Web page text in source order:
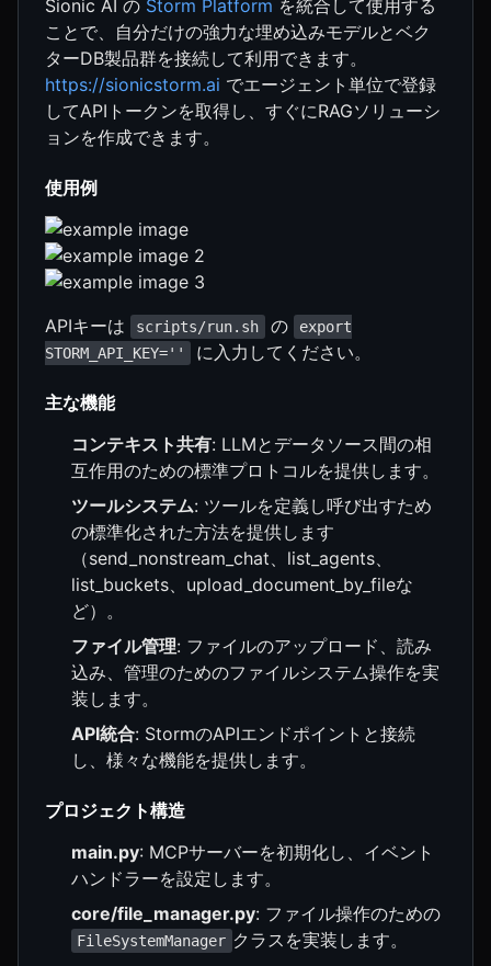
Sionic AI の Storm Platform を統合して使用する
ことで、自分だけの強力な埋め込みモデルとベク
ターDB製品群を接続して利用できます。
https://sionicstorm.ai でエージェント単位で登録
してAPIトークンを取得し、すぐにRAGソリューシ
ョンを作成できます。
使用例
APIキーは scripts/run.sh の
export
STORM_API_KEY=''
に入力してください。
主な機能
コンテキスト共有: LLMとデータソース間の相
互作用のための標準プロトコルを提供します。
ツールシステム: ツールを定義し呼び出すため
の標準化された方法を提供します
（send_nonstream_chat、list_agents、
list_buckets、upload_document_by_fileな
ど）。
ファイル管理: ファイルのアップロード、読み
込み、管理のためのファイルシステム操作を実
装します。
API統合: StormのAPIエンドポイントと接続
し、様々な機能を提供します。
プロジェクト構造
main.py: MCPサーバーを初期化し、イベント
ハンドラーを設定します。
core/file_manager.py: ファイル操作のための
FileSystemManager クラスを実装します。